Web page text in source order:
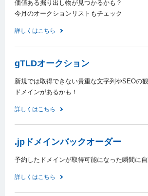
価値ある掘り出し物が見つかるかも？
今月のオークションリストもチェック
詳しくはこちら
gTLDオークション
新規では取得できない貴重な文字列やSEOの
ドメインがあるかも！
詳しくはこちら
.jpドメインバックオーダー
予約したドメインが取得可能になった瞬間に
詳しくはこちら